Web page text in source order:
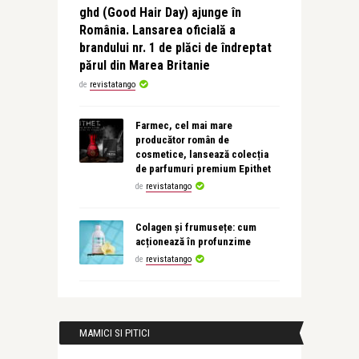
ghd (Good Hair Day) ajunge în
România. Lansarea oficială a
brandului nr. 1 de plăci de îndreptat
părul din Marea Britanie
de revistatango
Farmec, cel mai mare
producător român de
cosmetice, lansează colecția
de parfumuri premium Epithet
de revistatango
Colagen și frumusețe: cum
acționează în profunzime
de revistatango
MAMICI SI PITICI